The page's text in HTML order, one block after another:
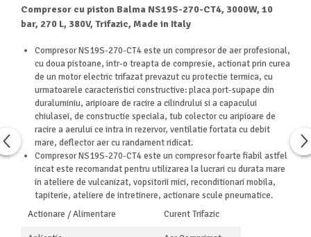
Masini de spalat vase independente
Motoburghiu/Foreza pamant
Pirostrii & Arzatoare
Plasa umbrire
Pompe de stropit
Radiatoare
Semanatoare,Plantatoare
Sobe pe gaz & electrice
Suflante & Aspiratoare
Compresor cu piston Balma NS19S-270-CT4, 3000W, 10
bar, 270 L, 380V, Trifazic, Made in Italy
Compresor NS19S-270-CT4 este un compresor de aer profesional,
cu doua pistoane, intr-o treapta de compresie, actionat prin curea
de un motor electric trifazat prevazut cu protectie termica, cu
urmatoarele caracteristici constructive: placa port-supape din
duraluminiu, aripioare de racire a cilindrului si a capacului
chiulasei, de constructie speciala, tub colector cu aripioare de
racire a aerului ce intra in rezervor, ventilatie fortata cu debit
mare, deflector aer cu randament ridicat.
Compresor NS19S-270-CT4 este un compresor foarte fiabil astfel
incat este recomandat pentru utilizarea la lucrari cu durata mare
in ateliere de vulcanizat, vopsitorii mici, reconditionari mobila,
tapiterie, ateliere de intretinere, actionare scule pneumatice.
Actionare / Alimentare
Curent Trifazic